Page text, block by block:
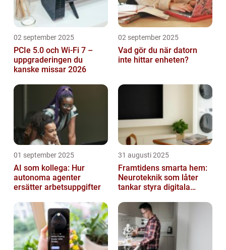
02 september 2025
PCIe 5.0 och Wi-Fi 7 –
uppgraderingen du
kanske missar 2026
02 september 2025
Vad gör du när datorn
inte hittar enheten?
01 september 2025
AI som kollega: Hur
autonoma agenter
ersätter arbetsuppgifter
31 augusti 2025
Framtidens smarta hem:
Neuroteknik som låter
tankar styra digitala